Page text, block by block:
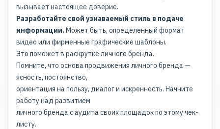
вызывает настоящее доверие.
Разработайте свой узнаваемый стиль в подаче
информации.Может быть, определенный формат
видео или фирменные графические шаблоны.
Это поможет в раскрутке личного бренда.
Помните, что основа продвижения личного бренда —
ясность, постоянство,
ориентация на пользу, диалог и искренность. Начните
работу над развитием
личного бренда с аудита своих площадок по этому чек-
листу.